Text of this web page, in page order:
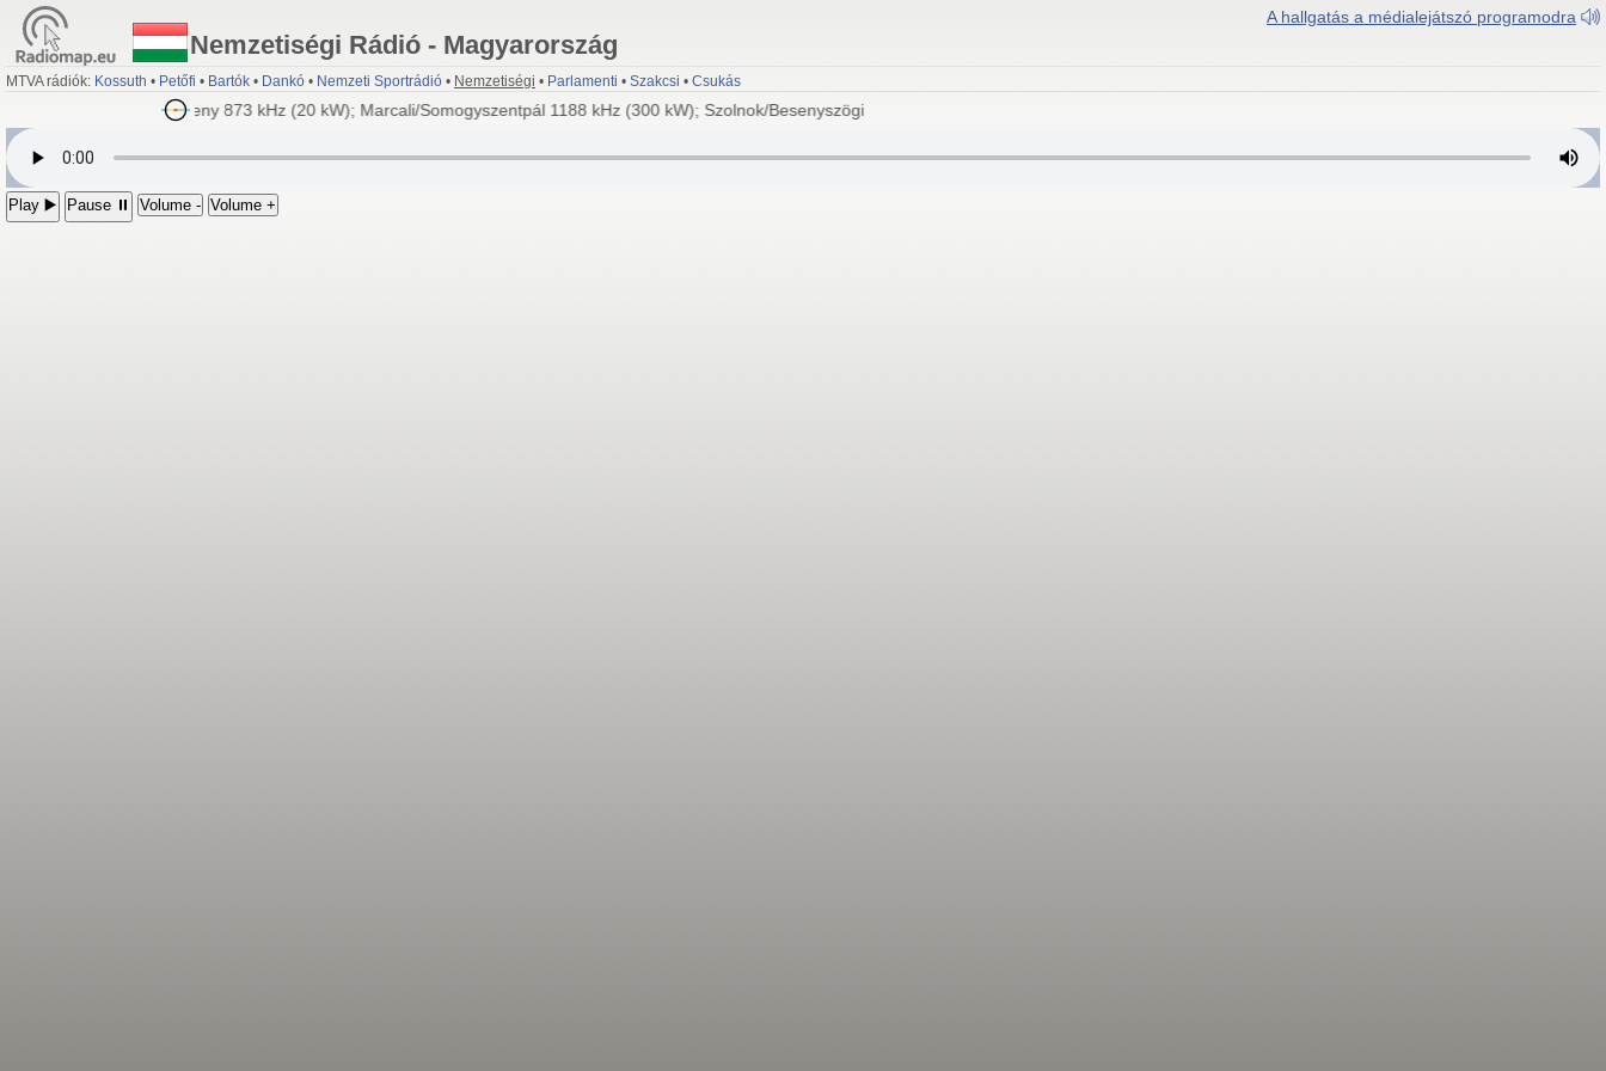
A hallgatás a médialejátszó programodra
Nemzetiségi Rádió - Magyarország
MTVA rádiók: Kossuth • Petőfi • Bartók • Dankó • Nemzeti Sportrádió • Nemzetiségi • Parlamenti • Szakcsi • Csukás
kW); Pécs/Kozármisleny 873 kHz (20 kW); Marcali/Somogyszentpál 1188 kHz (300 kW); Szolnok/Besenyszögi út 1188 kHz (100 kW); Győr/Sáráspuszta 1350 kHz (5 kW)
Play ▶️ Pause ⏸ Volume - Volume +